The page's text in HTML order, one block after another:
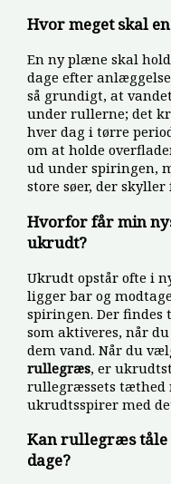
Hvor meget skal
En ny plæne skal
dage efter
så grundigt, at
under rullerne; det
hver dag i tørre
om at holde
ud under spiringen,
store søer, der
Hvorfor får min
ukrudt?
Ukrudt opstår ofte i
ligger bar og
spiringen. Der
som aktiveres, når
dem vand. Når du
rullegræs, er
rullegræssets tæthed
ukrudtsspirer med
Kan rullegræs tåle
dage?